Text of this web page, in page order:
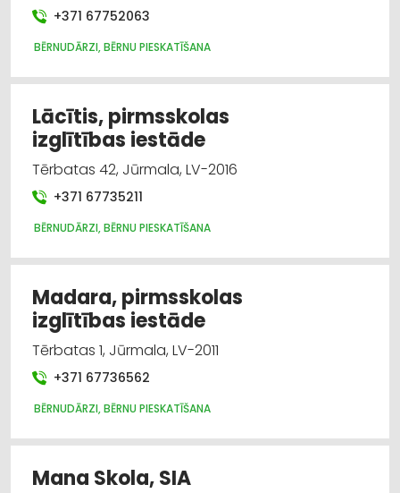
+371 67752063
BĒRNUDĀRZI, BĒRNU PIESKATĪŠANA
Lācītis, pirmsskolas
izglītības iestāde
Tērbatas 42, Jūrmala, LV-2016
+371 67735211
BĒRNUDĀRZI, BĒRNU PIESKATĪŠANA
Madara, pirmsskolas
izglītības iestāde
Tērbatas 1, Jūrmala, LV-2011
+371 67736562
BĒRNUDĀRZI, BĒRNU PIESKATĪŠANA
Mana Skola, SIA